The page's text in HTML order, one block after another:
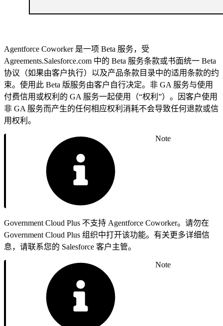
Agentforce Coworker 是一项 Beta 服务，受
Agreements.Salesforce.com 中的 Beta 服务条款或书面统一 Beta
协议（如果由客户执行）以及产品条款目录中的适用条款的约
束。使用此 Beta 版服务由客户自行决定。非 GA 服务与使用
付费信用或权利的 GA 服务一起使用（“权利”）。因客户使用
非 GA 服务而产生的任何相应权利消耗不会导致任何退款或信
用权利。
Note
Government Cloud Plus 不支持 Agentforce Coworker。请勿在
Government Cloud Plus 组织中打开该功能。有关更多详细信
息，请联系您的 Salesforce 客户主管。
Note